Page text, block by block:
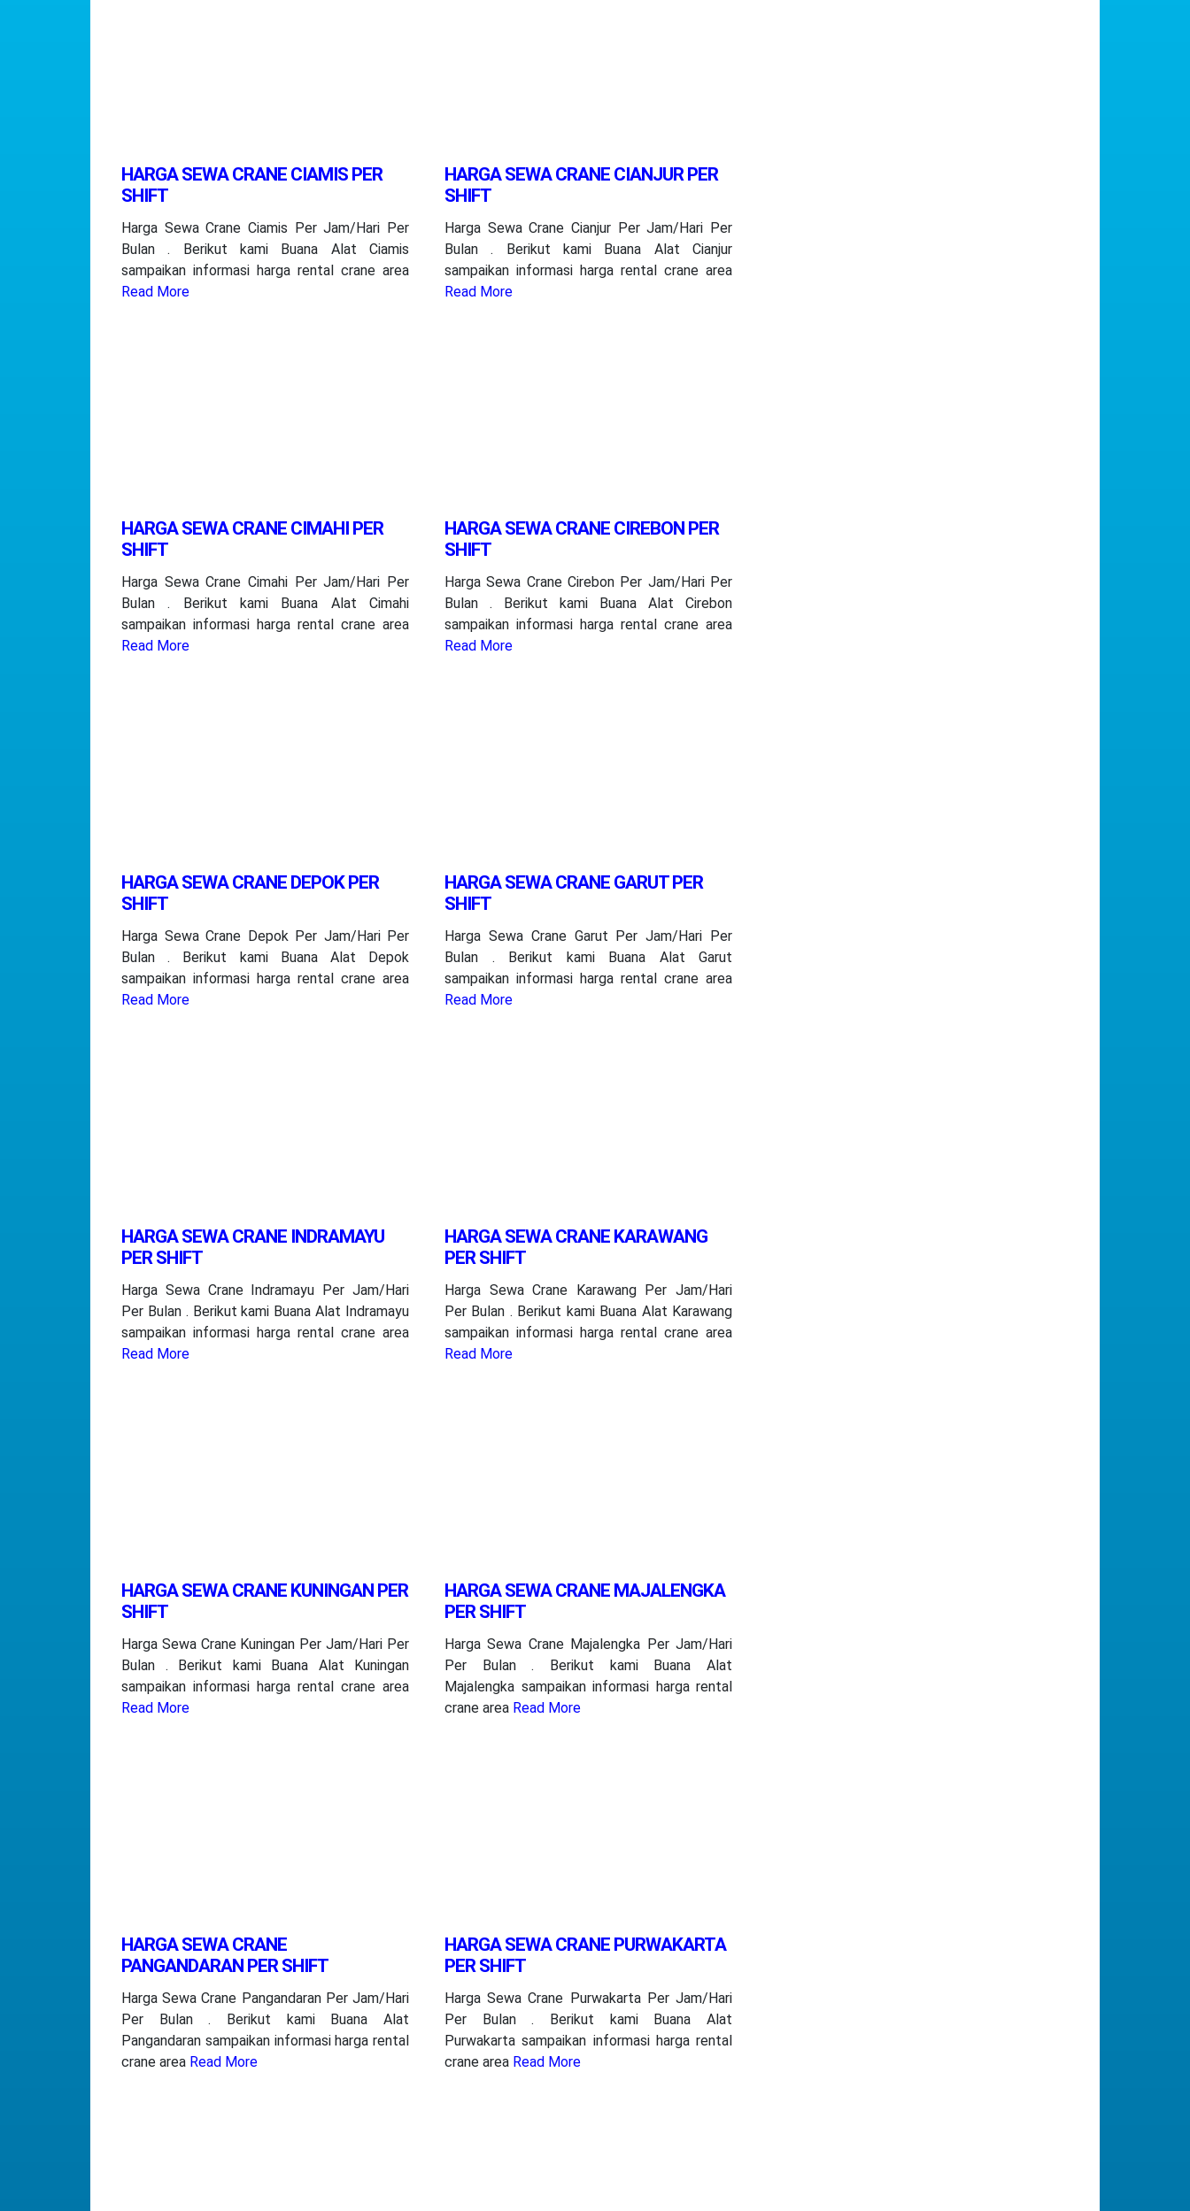
HARGA SEWA CRANE CIAMIS PER
SHIFT
Harga Sewa Crane Ciamis Per Jam/Hari Per
Bulan . Berikut kami Buana Alat Ciamis
sampaikan informasi harga rental crane area
Read More
HARGA SEWA CRANE CIANJUR PER
SHIFT
Harga Sewa Crane Cianjur Per Jam/Hari Per
Bulan . Berikut kami Buana Alat Cianjur
sampaikan informasi harga rental crane area
Read More
HARGA SEWA CRANE CIMAHI PER
SHIFT
Harga Sewa Crane Cimahi Per Jam/Hari Per
Bulan . Berikut kami Buana Alat Cimahi
sampaikan informasi harga rental crane area
Read More
HARGA SEWA CRANE CIREBON PER
SHIFT
Harga Sewa Crane Cirebon Per Jam/Hari Per
Bulan . Berikut kami Buana Alat Cirebon
sampaikan informasi harga rental crane area
Read More
HARGA SEWA CRANE DEPOK PER
SHIFT
Harga Sewa Crane Depok Per Jam/Hari Per
Bulan . Berikut kami Buana Alat Depok
sampaikan informasi harga rental crane area
Read More
HARGA SEWA CRANE GARUT PER
SHIFT
Harga Sewa Crane Garut Per Jam/Hari Per
Bulan . Berikut kami Buana Alat Garut
sampaikan informasi harga rental crane area
Read More
HARGA SEWA CRANE INDRAMAYU
PER SHIFT
Harga Sewa Crane Indramayu Per Jam/Hari
Per Bulan . Berikut kami Buana Alat Indramayu
sampaikan informasi harga rental crane area
Read More
HARGA SEWA CRANE KARAWANG
PER SHIFT
Harga Sewa Crane Karawang Per Jam/Hari
Per Bulan . Berikut kami Buana Alat Karawang
sampaikan informasi harga rental crane area
Read More
HARGA SEWA CRANE KUNINGAN PER
SHIFT
Harga Sewa Crane Kuningan Per Jam/Hari Per
Bulan . Berikut kami Buana Alat Kuningan
sampaikan informasi harga rental crane area
Read More
HARGA SEWA CRANE MAJALENGKA
PER SHIFT
Harga Sewa Crane Majalengka Per Jam/Hari
Per Bulan . Berikut kami Buana Alat
Majalengka sampaikan informasi harga rental
crane area Read More
HARGA SEWA CRANE
PANGANDARAN PER SHIFT
Harga Sewa Crane Pangandaran Per Jam/Hari
Per Bulan . Berikut kami Buana Alat
Pangandaran sampaikan informasi harga rental
crane area Read More
HARGA SEWA CRANE PURWAKARTA
PER SHIFT
Harga Sewa Crane Purwakarta Per Jam/Hari
Per Bulan . Berikut kami Buana Alat
Purwakarta sampaikan informasi harga rental
crane area Read More